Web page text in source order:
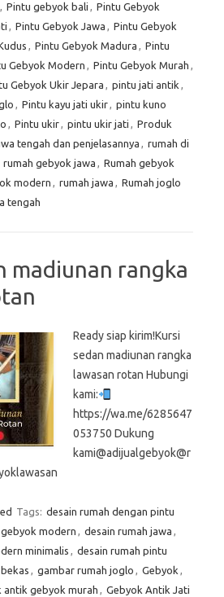
, Pintu gebyok bali , Pintu Gebyok
, Pintu Gebyok Jawa , Pintu Gebyok
, Pintu Gebyok Madura , Pintu
Gebyok Modern , Pintu Gebyok Murah ,
Gebyok Ukir Jepara , pintu jati antik ,
, Pintu kayu jati ukir, pintu kuno
, Pintu ukir, pintu ukir jati , Produk
tengah dan penjelasannya , rumah di
rumah gebyok jawa , Rumah gebyok
modern , rumah jawa , Rumah joglo
tengah
madiunan rangka
Ready siap kirim!Kursi
sedan madiunan rangka
lawasan rotan Hubungi
kami:
https://wa.me/6285647
053750 Dukung
kami@adijualgebyok@r
Tags: desain rumah dengan pintu
modern , desain rumah jawa ,
minimalis , desain rumah pintu
, gambar rumah joglo , Gebyok ,
antik gebyok murah , Gebyok Antik Jati